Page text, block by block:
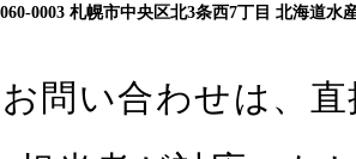
0003 札幌市中央区北3条西7丁目 北海道水
問い合わせは、 直